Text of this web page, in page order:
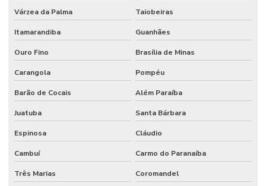
Pintura Poliuretano Impermeável Para Piso
Pintura Poliuretano Para Concreto
Pintura Poliuretano Resistência A Químicos
Piso Antiderrapante Lapidado
Piso Autonivelante
Piso Autonivelante De Epóxi
Piso Autonivelante Em Cimento
Várzea da Palma Taiobeiras
Itamarandiba Guanhães
Ouro Fino Brasília de Minas
Carangola Pompéu
Barão de Cocais Além Paraíba
Juatuba Santa Bárbara
Espinosa Cláudio
Cambuí Carmo do Paranaíba
Três Marias Coromandel